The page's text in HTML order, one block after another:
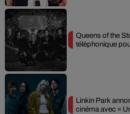
Queens of the
téléphonique
Linkin Park
cinéma avec «